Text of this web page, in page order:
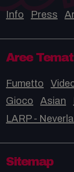
Info Press
Aree
Fumetto
Gioco
Asian
LARP -
Sitemap